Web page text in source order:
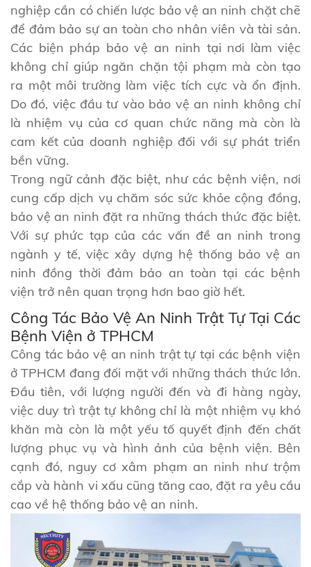
nghiệp cần có chiến lược bảo vệ an ninh chặt chẽ
để đảm bảo sự an toàn cho nhân viên và tài sản.
Các biện pháp bảo vệ an ninh tại nơi làm việc
không chỉ giúp ngăn chặn tội phạm mà còn tạo
ra một môi trường làm việc tích cực và ổn định.
Do đó, việc đầu tư vào bảo vệ an ninh không chỉ
là nhiệm vụ của cơ quan chức năng mà còn là
cam kết của doanh nghiệp đối với sự phát triển
bền vững.
Trong ngữ cảnh đặc biệt, như các bệnh viện, nơi
cung cấp dịch vụ chăm sóc sức khỏe cộng đồng,
bảo vệ an ninh đặt ra những thách thức đặc biệt.
Với sự phức tạp của các vấn đề an ninh trong
ngành y tế, việc xây dựng hệ thống bảo vệ an
ninh đồng thời đảm bảo an toàn tại các bệnh
viện trở nên quan trọng hơn bao giờ hết.
Công Tác Bảo Vệ An Ninh Trật Tự Tại Các
Bệnh Viện ở TPHCM
Công tác bảo vệ an ninh trật tự tại các bệnh viện
ở TPHCM đang đối mặt với những thách thức lớn.
Đầu tiên, với lượng người đến và đi hàng ngày,
việc duy trì trật tự không chỉ là một nhiệm vụ khó
khăn mà còn là một yếu tố quyết định đến chất
lượng phục vụ và hình ảnh của bệnh viện. Bên
cạnh đó, nguy cơ xâm phạm an ninh như trộm
cắp và hành vi xấu cũng tăng cao, đặt ra yêu cầu
cao về hệ thống bảo vệ an ninh.